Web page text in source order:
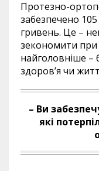
Протезно-
забезпечено
гривень. Це –
зекономити при
найголовніше –
здоров’я чи
– Ви
які